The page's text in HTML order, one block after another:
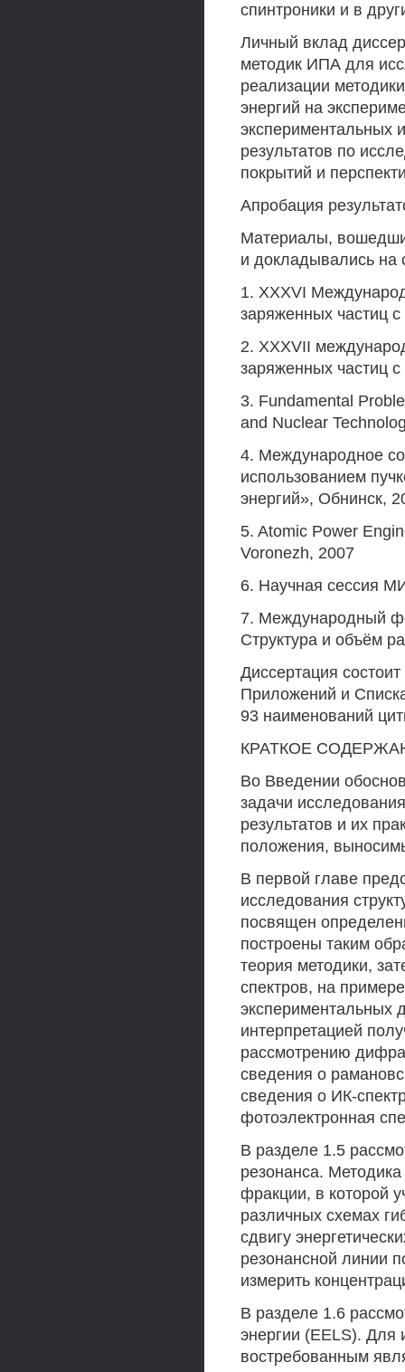
спинтроники и в
Личный вклад
методик ИПА для
реализации
энергий на
экспериментальных
результатов по
покрытий и
Апробация
Материалы,
и докладывались
1. XXXVI
заряженных частиц
2. XXXVII
заряженных частиц
3. Fundamental
and Nuclear
4. Международное
использованием
энергий», Обнинск,
5. Atomic Power
Voronezh, 2007
6. Научная сессия
7. Международный
Структура и объём
Диссертация
Приложений и
93 наименований
КРАТКОЕ
Во Введении
задачи
результатов и их
положения,
В первой главе
исследования
посвящен
построены таким
теория методики,
спектров, на
экспериментальных
интерпретацией
рассмотрению
сведения о
сведения о ИК-
фотоэлектронная
В разделе 1.5
резонанса.
фракции, в которой
различных схемах
сдвигу
резонансной линии
измерить
В разделе 1.6
энергии (EELS). Для
востребованным